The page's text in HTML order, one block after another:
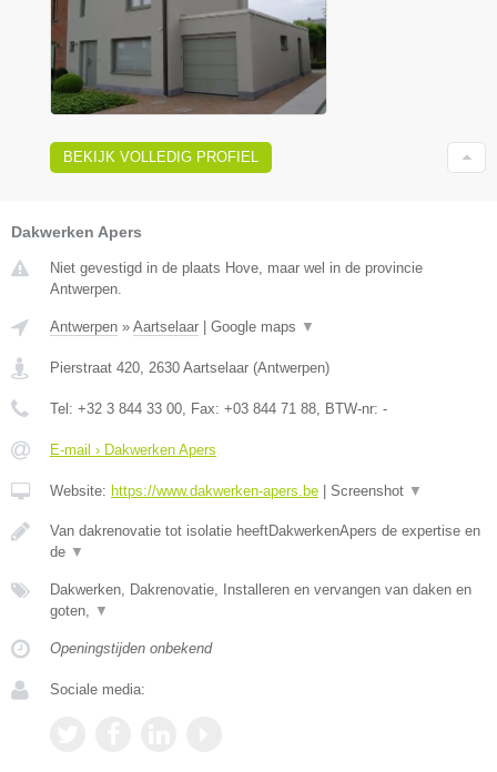
BEKIJK VOLLEDIG PROFIEL
Dakwerken Apers
Niet gevestigd in de plaats Hove, maar wel in de provincie
Antwerpen.
Antwerpen » Aartselaar | Google maps ▼
Pierstraat 420 2630 Aartselaar (Antwerpen)
Tel: +32 3 844 33 00 , Fax: +03 844 71 88 , BTW-nr: -
E-mail › Dakwerken Apers
Website: https://www.dakwerken-apers.be | Screenshot ▼
Van dakrenovatie tot isolatie heeftDakwerkenApers de expertise en
de ▼
Dakwerken, Dakrenovatie, Installeren en vervangen van daken en
goten,
▼
Openingstijden onbekend
Sociale media: